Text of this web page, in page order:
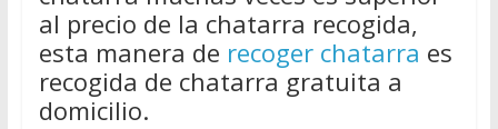
al precio de la chatarra recogida,
esta manera de recoger chatarra es
recogida de chatarra gratuita a
domicilio.